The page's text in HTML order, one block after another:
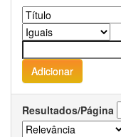
Resultados/Página